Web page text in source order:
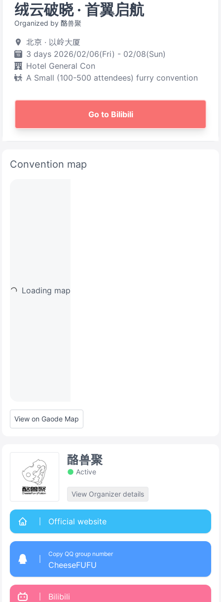
绒云破晓 · 首翼启航
Organized by 酪兽聚
北京 · 以岭大厦
3 days 2026/02/06(Fri) - 02/08(Sun)
Hotel General Con
A Small (100-500 attendees) furry convention
Go to Bilibili
Convention map
Loading map
View on Gaode Map
酪兽聚
Active
View Organizer details
Official website
Copy QQ group number
CheeseFUFU
Bilibili